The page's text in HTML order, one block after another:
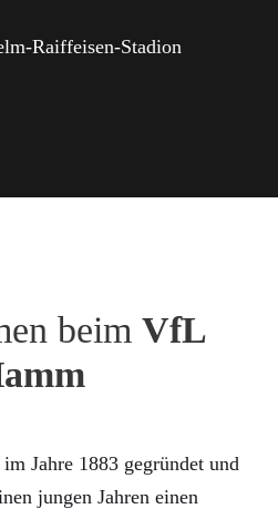
Raiffeisen-Stadion
beim VfL
Jahre 1883 gegründet und
jungen Jahren einen